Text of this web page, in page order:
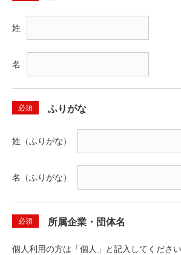
姓
名
必須 ふりがな
姓（ふりがな）
名（ふりがな）
必須 所属企業・団体名
個人利用の方は「個人」と記入してください